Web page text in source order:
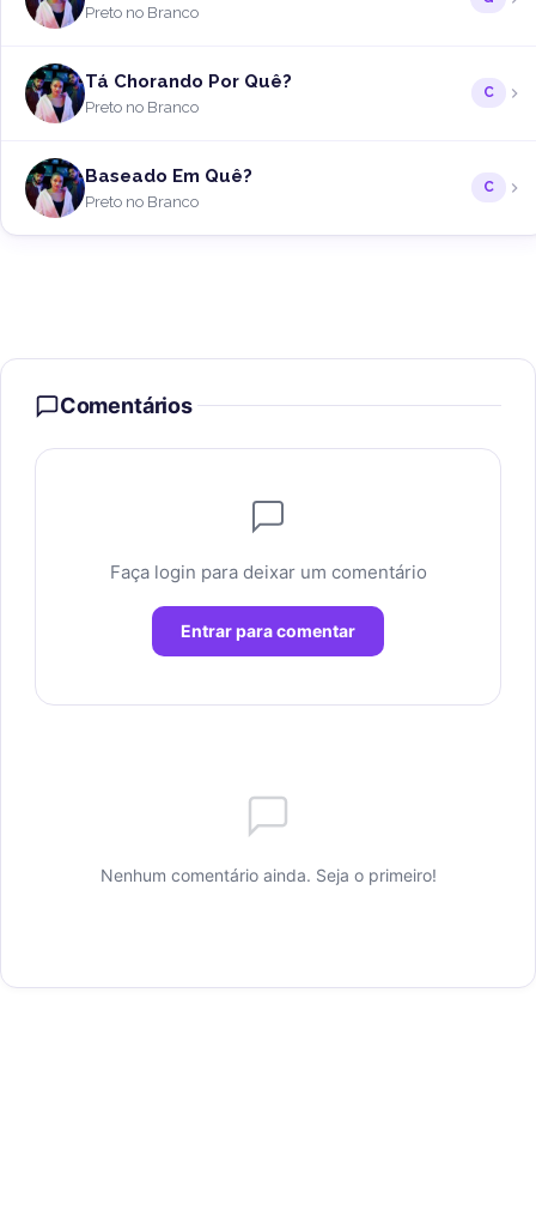
Preto no Branco
Tá Chorando Por Quê?
Preto no Branco
C
Baseado Em Quê?
Preto no Branco
C
Comentários
Faça login para deixar um comentário
Entrar para comentar
Nenhum comentário ainda. Seja o primeiro!